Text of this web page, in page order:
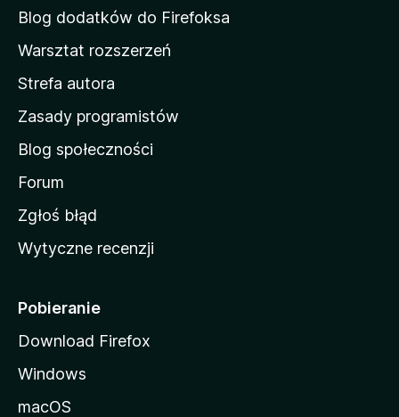
d
m
o
w
M
o
z
l
i
Blog dodatków do Firefoksa
Warsztat rozszerzeń
Strefa autora
Zasady programistów
Blog społeczności
Forum
Zgłoś błąd
Wytyczne recenzji
Pobieranie
Download Firefox
Windows
macOS